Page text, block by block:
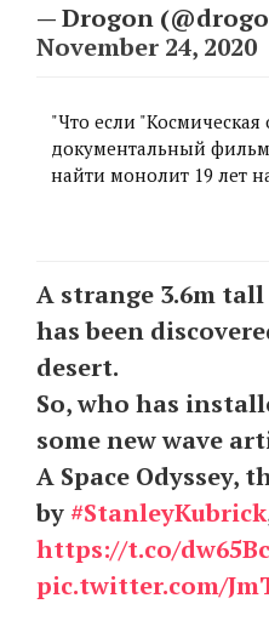
— Drogon
November 24, 2020
"Что если "Космическая
документальный
найти монолит 19 лет
A strange 3.6m
has been
desert.
So, who has
some new wave
A Space Odyssey,
by #StanleyKubrick
https://t.co/
pic.twitter.com/